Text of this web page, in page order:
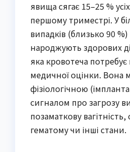
явища сягає 15–25 %
першому триместрі. У
випадків (близько 90
народжують здорових
яка кровотеча потребує
медичної оцінки. Вона
фізіологічною
сигналом про загрозу
позаматкову вагітність,
гематому чи інші стани.